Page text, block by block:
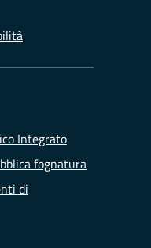
Integrato
fognatura
di